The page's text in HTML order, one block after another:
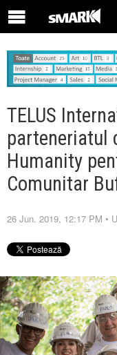
TELUS
parteneriatul
Humanity
Comunitar
26 Jun. 2019, 12:17 PM •